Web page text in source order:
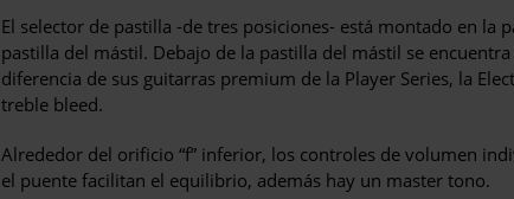
El selector de pastilla -de tres posiciones- está montado en la
pastilla del mástil. Debajo de la pastilla del mástil se
diferencia de sus guitarras premium de la Player Series, la
treble bleed.
Alrededor del orificio “f” inferior, los controles de volumen
el puente facilitan el equilibrio, además hay un master tono.